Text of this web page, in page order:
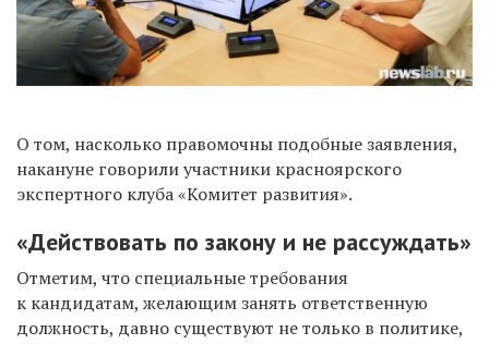
О том, насколько правомочны подобные заявления,
накануне говорили участники красноярского
экспертного клуба «Комитет развития».
«Действовать по закону и не рассуждать»
Отметим, что специальные требования
к кандидатам, желающим занять ответственную
должность, давно существуют не только в политике,